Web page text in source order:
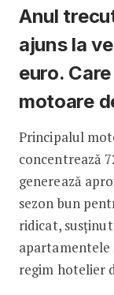
Anul
ajuns la
euro.
motoare
Principalul
concentrează
generează
sezon bun
ridicat,
apartamentele
regim hotelier